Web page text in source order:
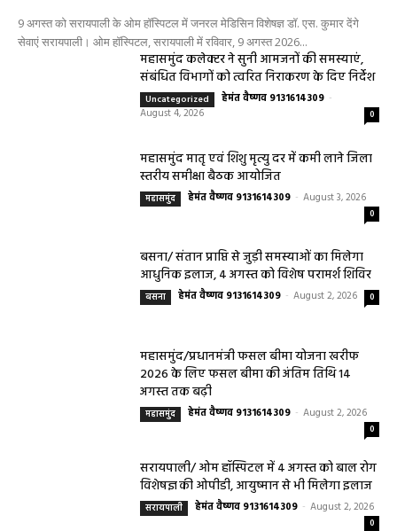
9 अगस्त को सरायपाली के ओम हॉस्पिटल में जनरल मेडिसिन विशेषज्ञ डॉ. एस. कुमार देंगे
सेवाएं सरायपाली। ओम हॉस्पिटल, सरायपाली में रविवार, 9 अगस्त 2026...
महासमुंद कलेक्टर ने सुनी आमजनों की समस्याएं,
संबंधित विभागों को त्वरित निराकरण के दिए निर्देश
Uncategorized हेमंत वैष्णव 9131614309 -
August 4, 2026
0
महासमुंद मातृ एवं शिशु मृत्यु दर में कमी लाने जिला
स्तरीय समीक्षा बैठक आयोजित
महासमुंद हेमंत वैष्णव 9131614309 - August 3, 2026
0
बसना/ संतान प्राप्ति से जुड़ी समस्याओं का मिलेगा
आधुनिक इलाज, 4 अगस्त को विशेष परामर्श शिविर
बसना हेमंत वैष्णव 9131614309 - August 2, 2026 0
महासमुंद/प्रधानमंत्री फसल बीमा योजना खरीफ
2026 के लिए फसल बीमा की अंतिम तिथि 14
अगस्त तक बढ़ी
महासमुंद हेमंत वैष्णव 9131614309 - August 2, 2026
0
सरायपाली/ ओम हॉस्पिटल में 4 अगस्त को बाल रोग
विशेषज्ञ की ओपीडी, आयुष्मान से भी मिलेगा इलाज
सरायपाली हेमंत वैष्णव 9131614309 - August 2, 2026
0